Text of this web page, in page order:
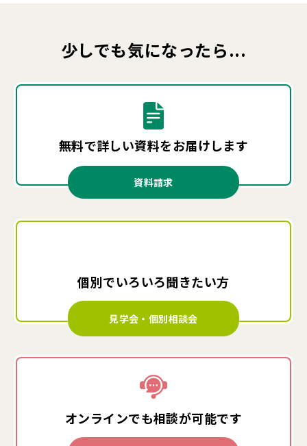
少しでも気になったら...
無料で詳しい資料をお届けします
資料請求
個別でいろいろ聞きたい方
見学会・個別相談会
オンラインでも相談が可能です